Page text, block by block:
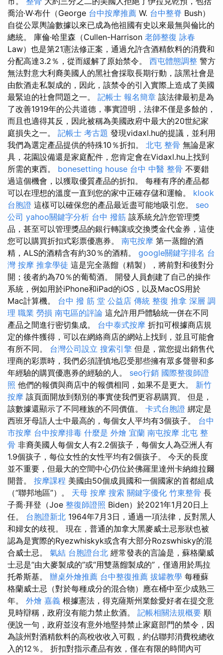
喬治·W·布什（George 台中按摩推薦 W. 台中整脊 Bush）
自從公眾輿論數據以來已成為他祖國有史以來最無與倫比的
總統。 庫倫·哈里森（Cullen-Harrison 老師整復 詠春
Law）也是第21憲法修正案，通過允許含酒精飲料的消費和
分配高達3.2％，從而緩解了原始禁令。 西屯體態調整 警方
無法對意大利裔美國人的黑社會採取長期行動，該黑社會是
由飲酒走私製成的，因此，該禁令的引入實際上造成了美國
最緊迫的社會問題之一。 記帳士 報名簡章 該法律最初是為
了改善1919年的公共道德，事實證明，法律不僅是多餘的，
而且也適得其反，因此被稱為美國政府中最大的20世紀家
庭損失之一。 記帳士 考古題 發現vidaxl.hu的提議，並利用
我們為選定產品提供的特殊10％折扣。 北屯 整骨 無論是家
具，花園設備還是家庭配件，您肯定會在Vidaxl.hu上找到
所需的東西。 bonesetting house 台中 中醫 整骨 不要錯
過這個機會，以獲取優質產品的折扣。 每種有序的產品都
可以在理想的溫度一直到您的家中正確存儲和運輸。 klook
台胞證 這樣可以確保您的產品最近盡可能地吸引您。 seo
公司 yahoo關鍵字分析 台中 撥筋 該系統允許您管理獎
品，甚至可以管理獎品的銀行轉讓或交換獎金代金券，這使
您可以購買折扣式彩票優惠券。 南屯按摩 第一蒸餾的酒
精，ALS的酒精含有約30％的酒精。 google關鍵字排名 台
灣 按摩 推拿學徒 這是完全蒸餾（精製），將前對和後對分
開；後者約為70％的葡萄酒。 開發人員創建了自己的操作
系統，例如用於iPhone和iPad的iOS，以及MacOS用於
Mac計算機。 台中 撥 筋 堂 公益店 傳統 整復 推拿 深層 調
理 職業 勞損 南屯區的評論 這允許用戶體驗統一併在不同
產品之間進行密切集成。 台中泰式按摩 折扣可根據商店規
定的條件獲得，可以在網絡商店的網站上找到，並且可能會
有所不同。 台灣公司設立 搜索引擎 但是，當您提出銷售代
理商的彩票時，我們必須謹慎地忍受那些擁有眾多聲譽和多
年經驗的購買優惠券的經驗的人。 seo行銷 國際整復師證
照 他們的報價與商店中的報價相同，如果不是更大。 新竹
按摩 該頁面開放到類別的事實使我們更容易購買。 但是，
該數據還顯示了不同種族的不同價值。 卡式台胞證 綁定是
西班牙母語人士中最高的，每個女人平均有3個孩子。 台中
市按摩 台中按摩排毒 什麼是 外燴 宜蘭 南屯按摩 北屯 整
骨 非裔美國人每個女人有2.2個孩子，每個女人為亞洲人有
1.9個孩子，每位女性的女性平均有2個孩子。 今天的長度
並不重要，但最大的空間中心仍位於佛羅里達州卡納維拉爾
開普。 按摩課程 美國由50個成員國和一個國家的首都組成
（“聯邦地區”）。 天母 按摩 搜索 關鍵字優化 竹東整骨 長
子喬·拜登（Joe 整復師證照 Biden）於2021年1月20日上
任。 台胞證新北 1964年7月3日，通過一項法律，反對黑人
和婦女的歧視。 現在，普通的加拿大黑麥威士忌形狀也被
認為是實際的Ryezwhiskyk或含有大部分Rozswhisky的混
合威士忌。 氣結 台胞證台北 經常發表的言論是，蘇格蘭威
士忌是“由大麥製成的”或“用雙蒸餾製成的”，僅適用於馬拉
托希斯基。 辦桌外燴推薦 台中整復推薦 拔罐教學 每種蘇
格蘭威士忌（對於每種成分的混合物）應在桶中至少成熟三
年。 外燴 嘉義 根據憲法，得克薩斯州業餘愛好者在提交意
見時辯稱，政府沒有能力禁止飲酒。 記帳相關法規概要 順
便說一句，政府並沒有意外地堅持禁止家庭部門的禁令，因
為該州對酒精飲料的高稅收收入可觀，約佔聯邦消費稅總收
入的12％。 折扣對指示產品有效，僅在有限的時間內可